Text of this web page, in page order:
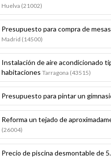
Huelva (21002)
Presupuesto para compra de
Madrid (14500)
Instalación de aire acondicionado
habitaciones Tarragona (43515)
Presupuesto para pintar un
Reforma un tejado de
(26004)
Precio de piscina desmontable de